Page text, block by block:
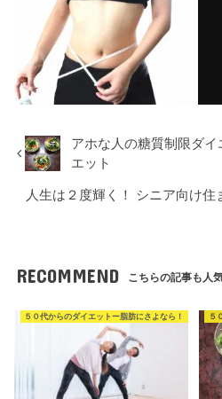
アホな人の糖質制限ダ
エット
人生は２度輝く！ シニア向け住
RECOMMEND こちらの記事も人気
５０代からのダイエットー脂肪にさよなら！ ５